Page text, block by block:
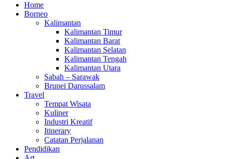
Home
Borneo
Kalimantan
Kalimantan Timur
Kalimantan Barat
Kalimantan Selatan
Kalimantan Tengah
Kalimantan Utara
Sabah – Sarawak
Brunei Darussalam
Travel
Tempat Wisata
Kuliner
Industri Kreatif
Itinerary
Catatan Perjalanan
Pendidikan